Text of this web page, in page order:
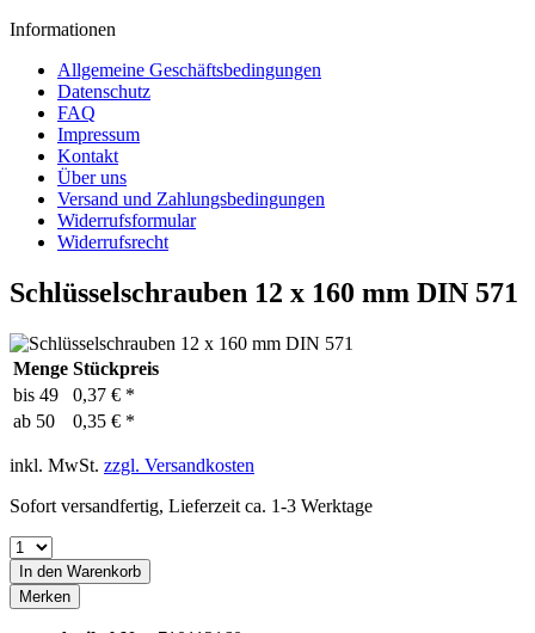
Informationen
Allgemeine Geschäftsbedingungen
Datenschutz
FAQ
Impressum
Kontakt
Über uns
Versand und Zahlungsbedingungen
Widerrufsformular
Widerrufsrecht
Schlüsselschrauben 12 x 160 mm DIN 571
Menge Stückpreis
bis 49
0,37 € *
ab 50 0,35 € *
inkl. MwSt. zzgl. Versandkosten
Sofort versandfertig, Lieferzeit ca. 1-3 Werktage
In den Warenkorb
Merken